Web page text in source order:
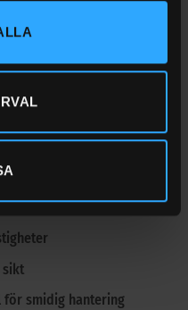
LED-ljus och tydlig
även i trånga eller
20V
sikt
smidig hantering